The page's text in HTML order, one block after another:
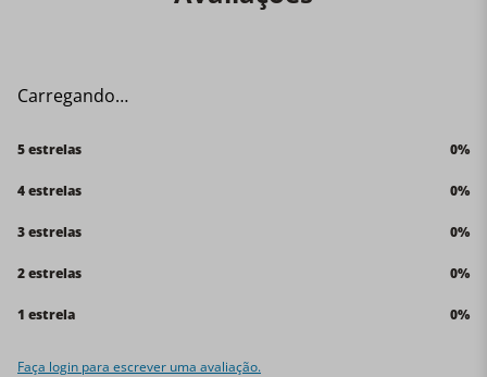
com alimentos, máx. 70°C.
Carregando…
5 estrelas 0%
4 estrelas 0%
3 estrelas 0%
2 estrelas 0%
1 estrela 0%
Faça login para escrever uma avaliação.